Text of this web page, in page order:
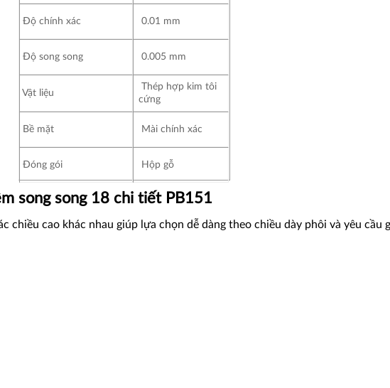
Độ chính xác 0.01 mm
Độ song song 0.005 mm
Vật liệu
Thép hợp kim tôi
cứng
Bề mặt Mài chính xác
Đóng gói Hộp gỗ
song song 18 chi tiết PB151
chiều cao khác nhau giúp lựa chọn dễ dàng theo chiều dày phôi và yêu cầu